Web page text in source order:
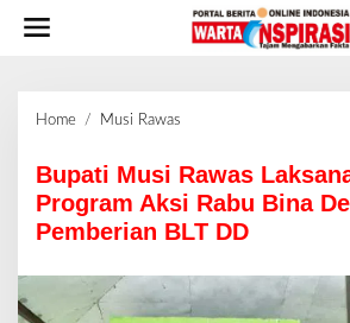
Home / Musi Rawas
p
a
t
i
s
Bupati Musi Rawas
Program Aksi Rabu Bina
Pemberian BLT DD